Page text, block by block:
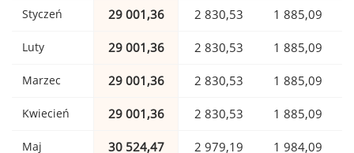
Styczeń 29 001,36 2 830,53 1 885,09
Luty 29 001,36 2 830,53 1 885,09
Marzec 29 001,36 2 830,53 1 885,09
Kwiecień 29 001,36 2 830,53 1 885,09
Maj 30 524,47 2 979,19 1 984,09